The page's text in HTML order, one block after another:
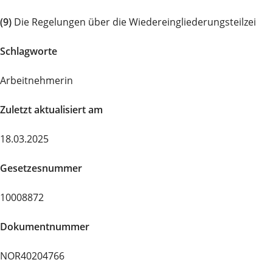
(9) Die Regelungen über die
Schlagworte
Arbeitnehmerin
Zuletzt aktualisiert am
18.03.2025
Gesetzesnummer
10008872
Dokumentnummer
NOR40204766